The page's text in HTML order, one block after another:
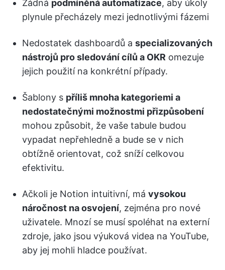
Žádná podmíněná automatizace, aby úkoly
plynule přecházely mezi jednotlivými fázemi
Nedostatek dashboardů a specializovaných
nástrojů pro sledování cílů a OKR omezuje
jejich použití na konkrétní případy.
Šablony s příliš mnoha kategoriemi a
nedostatečnými možnostmi přizpůsobení
mohou způsobit, že vaše tabule budou
vypadat nepřehledně a bude se v nich
obtížně orientovat, což sníží celkovou
efektivitu.
Ačkoli je Notion intuitivní, má vysokou
náročnost na osvojení, zejména pro nové
uživatele. Mnozí se musí spoléhat na externí
zdroje, jako jsou výuková videa na YouTube,
aby jej mohli hladce používat.